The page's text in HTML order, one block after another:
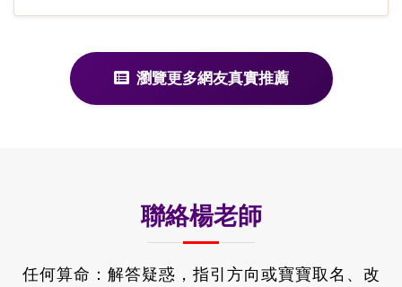
瀏覽更多網友真實推薦
聯絡楊老師
任何算命：解答疑惑，指引方向或寶寶取名、改